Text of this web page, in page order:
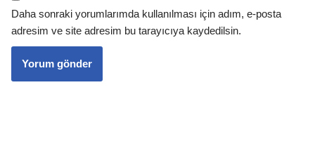
Daha sonraki yorumlarımda kullanılması için adım, e-posta
adresim ve site adresim bu tarayıcıya kaydedilsin.